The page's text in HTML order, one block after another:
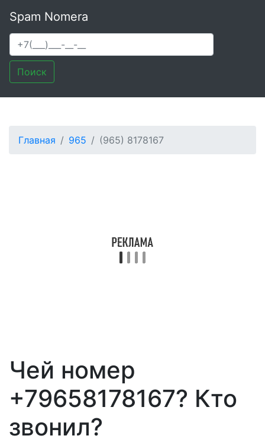
Spam Nomera
Поиск
Главная 965 (965) 8178167
Чей номер
+79658178167? Кто
звонил?